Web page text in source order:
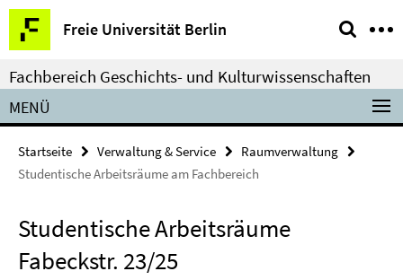
Springe
direkt
zu
Inhalt
Freie Universität Berlin
Service-
Navigation
Fachbereich Geschichts- und Kulturwissenschaften
MENÜ
Startseite Verwaltung & Service
Raumverwaltung
Studentische Arbeitsräume am Fachbereich
Studentische Arbeitsräume
Fabeckstr. 23/25